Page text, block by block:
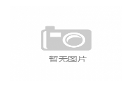
可是傅首尔的事业很